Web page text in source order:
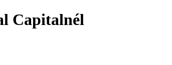
Capitalnél